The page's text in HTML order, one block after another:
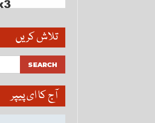
تلاش کریں
آج کا ای پیپر